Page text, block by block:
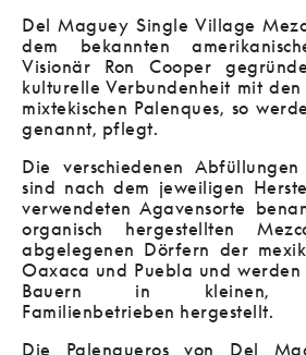
Del Maguey Single Village
dem bekannten
Visionär Ron Cooper
kulturelle Verbundenheit mit
mixtekischen Palenques, so
genannt, pflegt.
Die verschiedenen
sind nach dem jeweiligen
verwendeten Agavensorte
organisch hergestellten
abgelegenen Dörfern der
Oaxaca und Puebla und
Bauern in kleinen,
Familienbetrieben hergestellt.
Die Palenqueros von Del